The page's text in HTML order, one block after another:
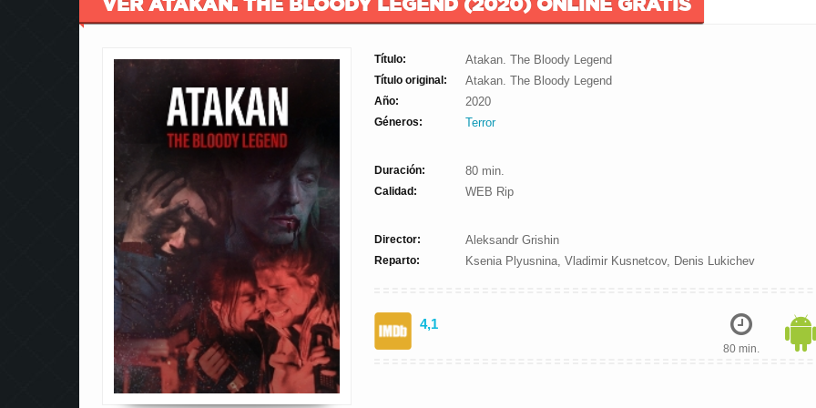
Título: Atakan. The Bloody Legend
Título original: Atakan. The Bloody Legend
Año: 2020
Géneros: Terror
Duración: 80 min.
Calidad: WEB Rip
Director: Aleksandr Grishin
Reparto: Ksenia Plyusnina, Vladimir Kusnetcov, Denis Lukichev
4,1
80 min.